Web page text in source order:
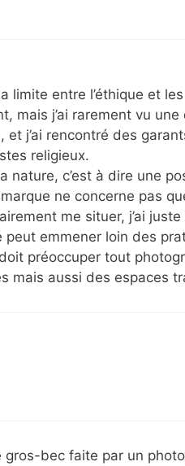
limite entre l’éthique et
mais j’ai rarement vu
et j’ai rencontré des
religieux.
nature, c’est à dire une
ne concerne pas
me situer, j’ai
emmener loin des
préoccuper tout
mais aussi des espaces
gros-bec faite par un